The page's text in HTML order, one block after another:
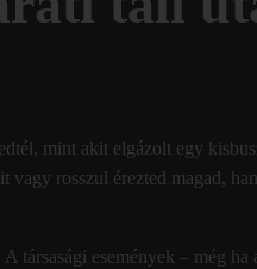
mint akit elgázolt egy
rosszul érezted magad,
társasági események – még